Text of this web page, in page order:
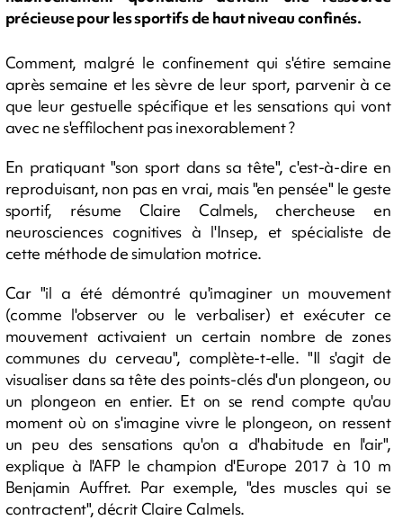
précieuse pour les sportifs de haut niveau confinés.
Comment, malgré le confinement qui s'étire semaine
après semaine et les sèvre de leur sport, parvenir à ce
que leur gestuelle spécifique et les sensations qui vont
avec ne s'effilochent pas inexorablement ?
En pratiquant "son sport dans sa tête", c'est-à-dire en
reproduisant, non pas en vrai, mais "en pensée" le geste
sportif, résume Claire Calmels, chercheuse en
neurosciences cognitives à l'Insep, et spécialiste de
cette méthode de simulation motrice.
Car "il a été démontré qu'imaginer un mouvement
(comme l'observer ou le verbaliser) et exécuter ce
mouvement activaient un certain nombre de zones
communes du cerveau", complète-t-elle. "Il s'agit de
visualiser dans sa tête des points-clés d'un plongeon, ou
un plongeon en entier. Et on se rend compte qu'au
moment où on s'imagine vivre le plongeon, on ressent
un peu des sensations qu'on a d'habitude en l'air",
explique à l'AFP le champion d'Europe 2017 à 10 m
Benjamin Auffret. Par exemple, "des muscles qui se
contractent", décrit Claire Calmels.